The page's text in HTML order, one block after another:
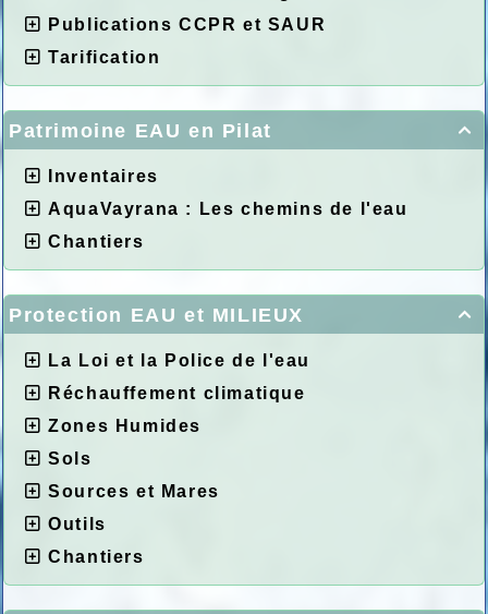
Publications CCPR et SAUR
Tarification

Patrimoine EAU en Pilat
Inventaires
AquaVayrana : Les chemins de l'eau
Chantiers

Protection EAU et MILIEUX
La Loi et la Police de l'eau
Réchauffement climatique
Zones Humides
Sols
Sources et Mares
Outils
Chantiers